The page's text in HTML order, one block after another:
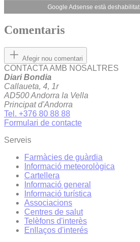
Google Adsense està deshabilitat.
Comentaris
Afegir nou comentari
CONTACTA AMB NOSALTRES
Diari Bondia
Callaueta, 4, 1r
AD500 Andorra la Vella
Principat d'Andorra
Tel. +376 80 88 88
Formulari de contacte
Serveis
Farmàcies de guàrdia
Informació meteorològica
Cartellera
Informació general
Informació turística
Associacions
Centres de salut
Telèfons d'interès
Enllaços d'interés